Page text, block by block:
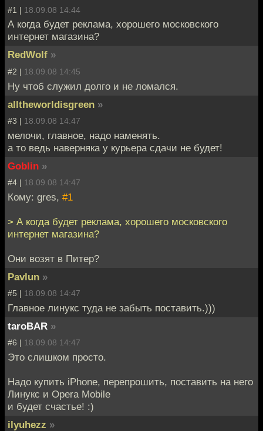
#1 | 18.09.08 14:44
А когда будет реклама, хорошего московского
интернет магазина?
RedWolf »
#2 | 18.09.08 14:45
Ну чтоб служил долго и не ломался.
alltheworldisgreen »
#3 | 18.09.08 14:47
мелочи, главное, надо наменять.
а то ведь наверняка у курьера сдачи не будет!
Goblin »
#4 | 18.09.08 14:47
Кому: gres, #1
> А когда будет реклама, хорошего московского
интернет магазина?
Они возят в Питер?
Pavlun »
#5 | 18.09.08 14:47
Главное линукс туда не забыть поставить.)))
taroBAR »
#6 | 18.09.08 14:47
Это слишком просто.
Надо купить iPhone, перепрошить, поставить на него
Линукс и Opera Mobile
и будет счастье! :)
ilyuhezz »